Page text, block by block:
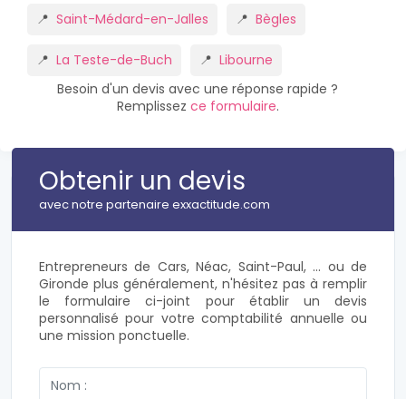
Saint-Médard-en-Jalles Bègles
La Teste-de-Buch
Libourne
Besoin d'un devis avec une réponse rapide ?
Remplissez ce formulaire.
Obtenir un devis
avec notre partenaire exxactitude.com
Entrepreneurs de Cars, Néac, Saint-Paul, ... ou de
Gironde plus généralement, n'hésitez pas à remplir
le formulaire ci-joint pour établir un devis
personnalisé pour votre comptabilité annuelle ou
une mission ponctuelle.